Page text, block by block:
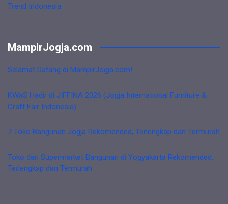
Trend Indonesia
MampirJogja.com
Selamat Datang di MampirJogja.com!
KWaS Hadir di JIFFINA 2026 (Jogja International Furniture &
Craft Fair Indonesia)
7 Toko Bangunan Jogja Rekomended, Terlengkap dan Termurah
Toko dan Supermarket Bangunan di Yogyakarta Rekomended,
Terlengkap dan Termurah